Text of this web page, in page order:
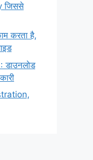
जिससे
करता है,
डाउनलोड